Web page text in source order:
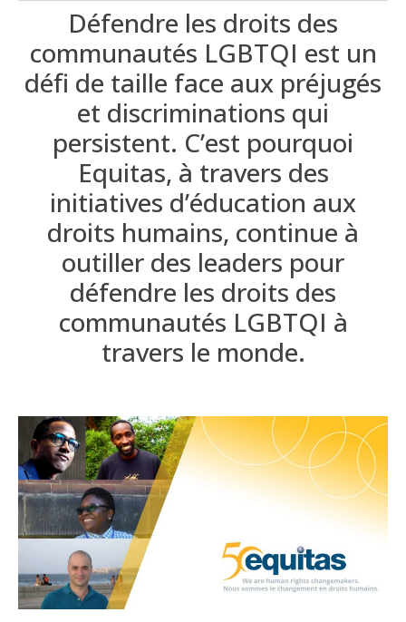
Défendre les droits des
communautés LGBTQI est un
défi de taille face aux préjugés
et discriminations qui
persistent. C’est pourquoi
Equitas, à travers des
initiatives d’éducation aux
droits humains, continue à
outiller des leaders pour
défendre les droits des
communautés LGBTQI à
travers le monde.